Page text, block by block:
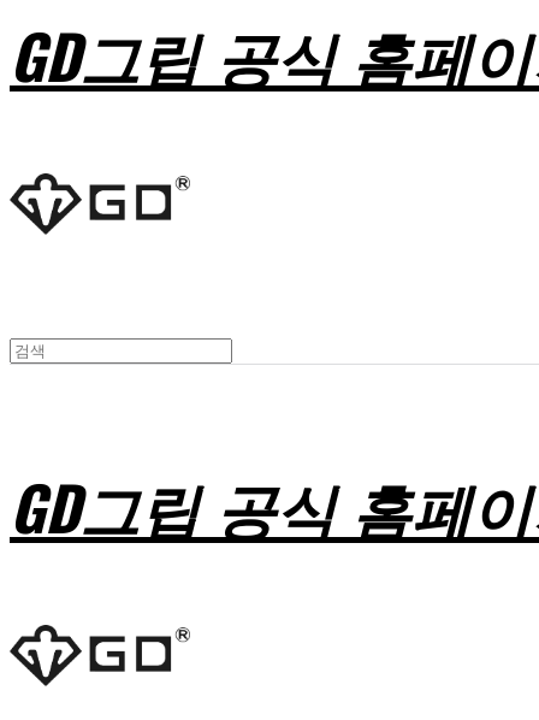
GD그립 공식 홈페
GD그립 공식 홈페